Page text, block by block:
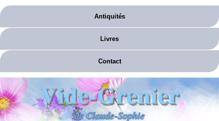
Antiquités
Livres
Contact
Vide-Grenier
de Claude-Sophie